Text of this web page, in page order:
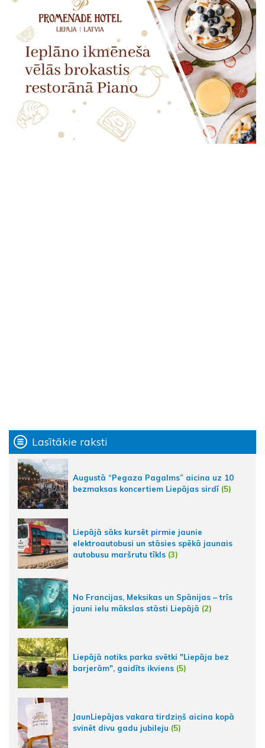
Lasītākie raksti
Augustā “Pegaza Pagalms” aicina uz 10
bezmaksas koncertiem Liepājas sirdī (5)
Liepājā sāks kursēt pirmie jaunie
elektroautobusi un stāsies spēkā jaunais
autobusu maršrutu tīkls (3)
No Francijas, Meksikas un Spānijas – trīs
jauni ielu mākslas stāsti Liepājā (2)
Liepājā notiks parka svētki "Liepāja bez
barjerām", gaidīts ikviens (5)
JaunLiepājas vakara tirdziņš aicina kopā
svinēt divu gadu jubileju (5)